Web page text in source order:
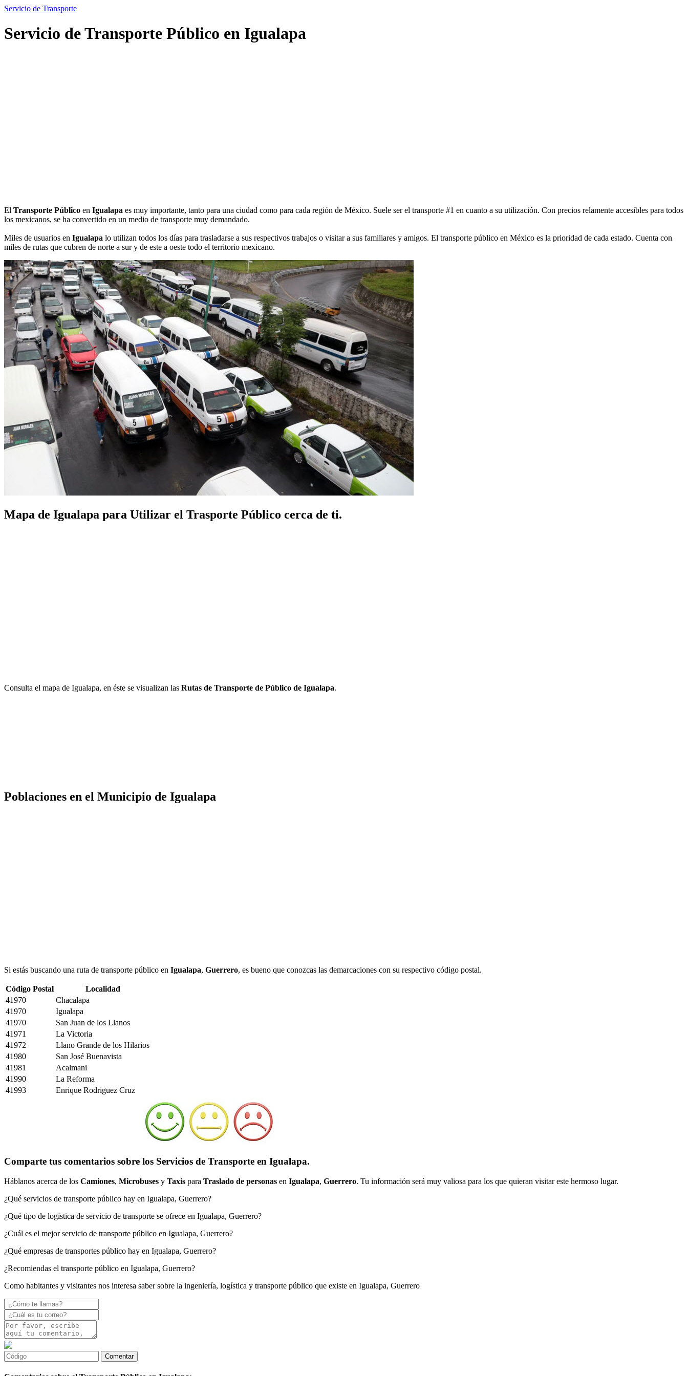
Servicio de Transporte
Servicio de Transporte Público en Igualapa
El Transporte Público en Igualapa es muy importante, tanto para una ciudad como para cada región de México. Suele ser el transporte #1 en cuanto a su utilización. Con precios relamente accesibles para todos
los mexicanos, se ha convertido en un medio de transporte muy demandado.
Miles de usuarios en Igualapa lo utilizan todos los días para trasladarse a sus respectivos trabajos o visitar a sus familiares y amigos. El transporte público en México es la prioridad de cada estado. Cuenta con
miles de rutas que cubren de norte a sur y de este a oeste todo el territorio mexicano.
Mapa de Igualapa para Utilizar el Trasporte Público cerca de ti.
Consulta el mapa de Igualapa, en éste se visualizan las Rutas de Transporte de Público de Igualapa.
Poblaciones en el Municipio de Igualapa
Si estás buscando una ruta de transporte público en Igualapa, Guerrero, es bueno que conozcas las demarcaciones con su respectivo código postal.
Código Postal
Localidad
41970
Chacalapa
41970
Igualapa
41970
San Juan de los Llanos
41971
La Victoria
41972
Llano Grande de los Hilarios
41980
San José Buenavista
41981
Acalmani
41990
La Reforma
41993
Enrique Rodriguez Cruz
Comparte tus comentarios sobre los Servicios de Transporte en Igualapa.
Háblanos acerca de los Camiones, Microbuses y Taxis para Traslado de personas en Igualapa, Guerrero. Tu información será muy valiosa para los que quieran visitar este hermoso lugar.
¿Qué servicios de transporte público hay en Igualapa, Guerrero?
¿Qué tipo de logística de servicio de transporte se ofrece en Igualapa, Guerrero?
¿Cuál es el mejor servicio de transporte público en Igualapa, Guerrero?
¿Qué empresas de transportes público hay en Igualapa, Guerrero?
¿Recomiendas el transporte público en Igualapa, Guerrero?
Como habitantes y visitantes nos interesa saber sobre la ingeniería, logística y transporte público que existe en Igualapa, Guerrero